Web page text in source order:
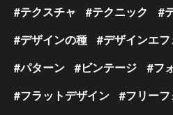
テクスチャ
テクニック
デザインの種
デザインエフ
パターン
ビンテージ
フ
フラットデザイン
フリーフ